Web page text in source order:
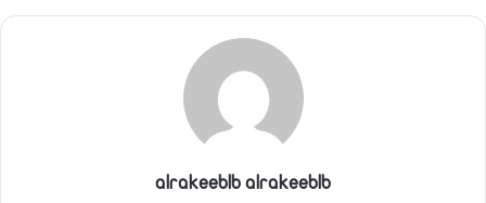
alrakeeblb alrakeeblb